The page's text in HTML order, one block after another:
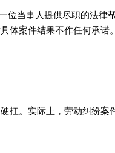
位当事人提供尽职的法律
体案件结果不作任何承诺。
扛。实际上，劳动纠纷